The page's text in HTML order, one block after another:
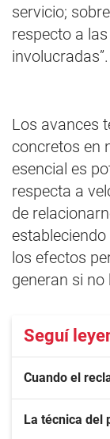
servicio;
respecto a
involucradas”.
Los avances
concretos en
esencial es
respecta a
de
los efectos
generan si
Seguí
Cuando el
La técnica del